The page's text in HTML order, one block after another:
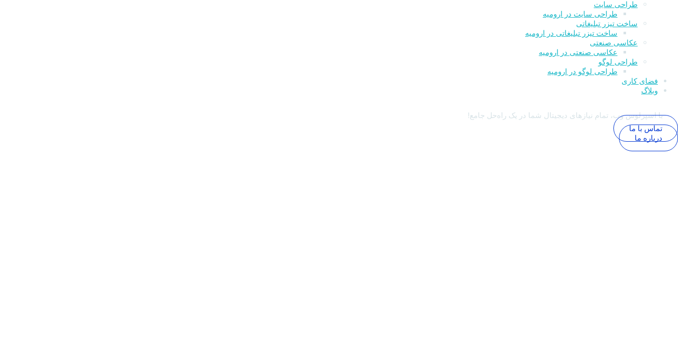
طراحی سایت
طراحی سایت در ارومیه
ساخت تیزر تبلیغاتی
ساخت تیزر تبلیغاتی در ارومیه
عکاسی صنعتی
عکاسی صنعتی در ارومیه
طراحی لوگو
طراحی لوگو در ارومیه
فضای کاری
وبلاگ
با اسپرلوس وب، تمام نیازهای دیجیتال شما در یک راه‌حل جامع!
تماس با ما
درباره ما